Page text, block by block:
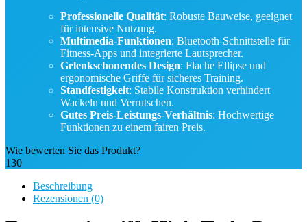
Maße (LxBxH) 204 x 69 x 187 cm
Artikelgewicht 81 kg
Transportrollen Ja
Professionelle Qualität: Robuste Bauweise, geeignet
für intensive Nutzung.
Multimedia-Funktionen: Bluetooth-Schnittstelle für
Fitness-Apps und integrierte Lautsprecher.
Gelenkschonendes Design: Flache Ellipse und
ergonomische Griffe für sicheres Training.
Standfestigkeit: Stabile Konstruktion verhindert
Wackeln und Verrutschen.
Gutes Preis-Leistungs-Verhältnis: Hochwertige
Funktionen zu einem fairen Preis.
Wie bewerten Sie das Produkt?
130
Beschreibung
Rezensionen (0)